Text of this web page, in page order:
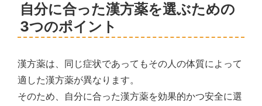
自分に合った漢方薬を選ぶための
3つのポイント
漢方薬は、同じ症状であってもその人の体質によって
適した漢方薬が異なります。
そのため、自分に合った漢方薬を効果的かつ安全に選